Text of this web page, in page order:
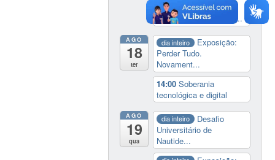
19:00 Aula Magna do
IELA: Homenagem ao...
AGO
18
ter
dia inteiro
Exposição:
Perder Tudo.
Novament...
14:00Soberania
tecnológica e digital
AGO
19
qua
dia inteiro
Desafio
Universitário de
Nautide...